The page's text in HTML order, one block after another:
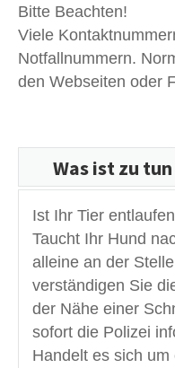
Bitte Beachten!
Viele
Notfallnummern.
den Webseiten oder
Was ist zu
Ist Ihr Tier
Taucht Ihr Hund
alleine an der
verständigen Sie
der Nähe einer
sofort die Polizei
Handelt es sich